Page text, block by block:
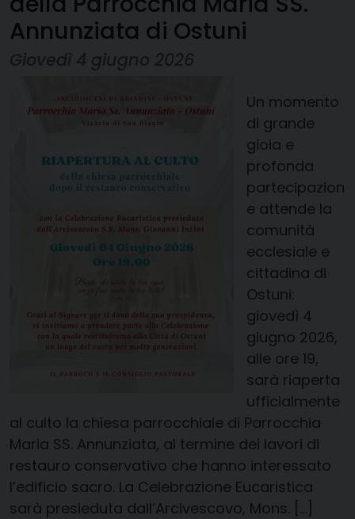
Annunziata di Ostuni
Un momento
di grande
gioia e
profonda
partecipazion
e attende la
comunità
ecclesiale e
cittadina di
Ostuni:
giovedì 4
giugno 2026,
alle ore 19,
sarà riaperta
ufficialmente
al culto la chiesa parrocchiale di Parrocchia
Maria SS. Annunziata, al termine dei lavori di
restauro conservativo che hanno interessato
l’edificio sacro. La Celebrazione Eucaristica
sarà presieduta dall’Arcivescovo, Mons. […]